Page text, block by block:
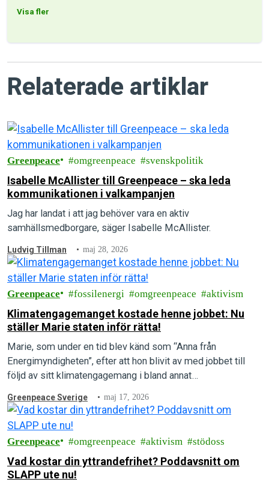
Visa fler
Relaterade artiklar
Greenpeace omgreenpeace svenskpolitik
Isabelle McAllister till Greenpeace – ska leda
kommunikationen i valkampanjen
Jag har landat i att jag behöver vara en aktiv
samhällsmedborgare, säger Isabelle McAllister.
Ludvig Tillman maj 28, 2026
Greenpeace fossilenergi omgreenpeace aktivism
Klimatengagemanget kostade henne jobbet: Nu
ställer Marie staten inför rätta!
Marie, som under en tid blev känd som “Anna från
Energimyndigheten”, efter att hon blivit av med jobbet till
följd av sitt klimatengagemang i bland annat
Greenpeace Sverige maj 17, 2026
Greenpeace omgreenpeace aktivism stödoss
Vad kostar din yttrandefrihet? Poddavsnitt om
SLAPP ute nu!